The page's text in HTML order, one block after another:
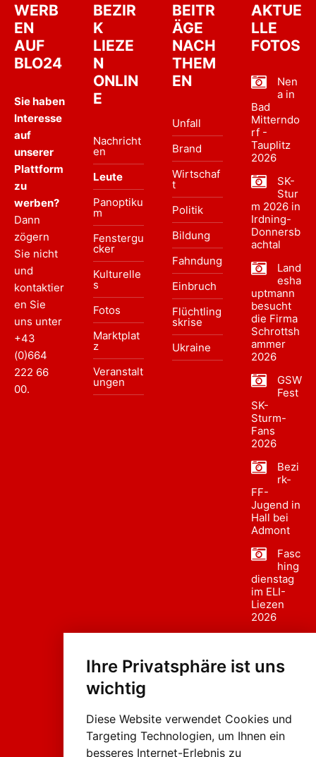
Ihre Privatsphäre ist uns
wichtig
Diese Website verwendet Cookies und
Targeting Technologien, um Ihnen ein
besseres Internet-Erlebnis zu
WERB
EN
AUF
BLO24
Sie haben
Interesse
auf
unserer
Plattform
zu
werben?
Dann
zögern
Sie nicht
und
kontaktier
en Sie
uns unter
+43
(0)664
222 66
00.
BEZIR
K
LIEZE
N
ONLIN
E
Nachricht
en
Leute
Panoptiku
m
Fenstergu
cker
Kulturelle
s
Fotos
Marktplat
z
Veranstalt
ungen
BEITR
ÄGE
NACH
THEM
EN
Unfall
Brand
Wirtschaf
t
Politik
Bildung
Fahndung
Einbruch
Flüchtling
skrise
Ukraine
AKTUE
LLE
FOTOS
Nen
a in
Bad
Mitterndo
rf -
Tauplitz
2026
SK-
Stur
m 2026 in
Irdning-
Donnersb
achtal
Land
esha
uptmann
besucht
die Firma
Schrottsh
ammer
2026
GSW
Fest
SK-
Sturm-
Fans
2026
Bezi
rk-
FF-
Jugend in
Hall bei
Admont
Fasc
hing
dienstag
im ELI-
Liezen
2026
sumzug
Liezen